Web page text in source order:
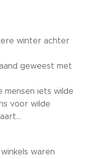
winter achter
geweest met
mensen iets wilde
voor wilde
waren